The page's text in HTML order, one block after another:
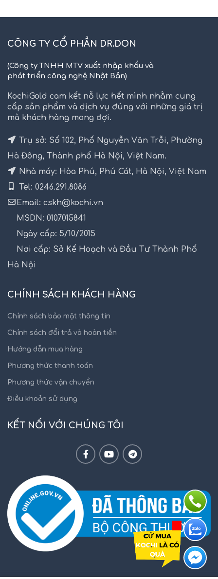
CÔNG TY CỔ PHẦN DR.DON
(Công ty TNHH MTV xuất nhập khẩu và
phát triển công nghệ Nhật Bản)
KochiGold cam kết nỗ lực hết mình nhằm cung
cấp sản phẩm và dịch vụ đúng với những giá trị
mà khách hàng mong đợi.
Trụ sở: Số 102, Phố Nguyễn Văn Trỗi, Phường
Hà Đông, Thành phố Hà Nội, Việt Nam.
Nhà máy: Hòa Phú, Phú Cát, Hà Nội, Việt Nam
Tel: 0246.291.8086
Email: cskh@kochi.vn
MSDN: 0107015841
Ngày cấp: 5/10/2015
Nơi cấp: Sở Kế Hoạch và Đầu Tư Thành Phố
Hà Nội
CHÍNH SÁCH KHÁCH HÀNG
Chính sách bảo mật thông tin
Chính sách đổi trả và hoàn tiền
Hướng dẫn mua hàng
Phương thức thanh toán
Phương thức vận chuyển
Điều khoản sử dụng
KẾT NỐI VỚI CHÚNG TÔI